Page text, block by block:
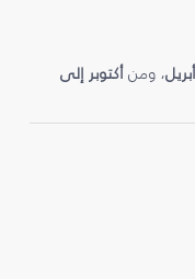
، ومنأكتوبر إلى